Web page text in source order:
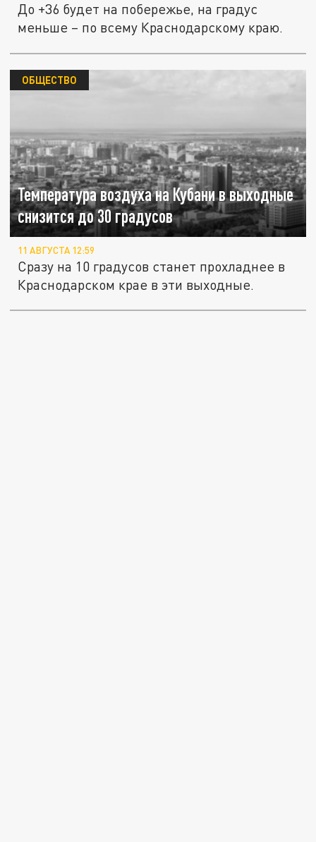
До +36 будет на побережье, на градус
меньше – по всему Краснодарскому краю.
Температура воздуха на Кубани в выходные
снизится до 30 градусов
ОБЩЕСТВО
11 АВГУСТА 12:59
Сразу на 10 градусов станет прохладнее в
Краснодарском крае в эти выходные.